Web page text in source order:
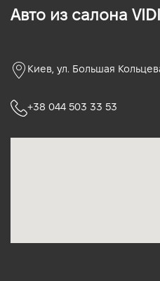
Авто из салона VIDI
Киев, ул. Большая
+38 044 503 33 53